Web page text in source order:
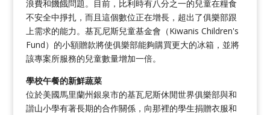
浪費和饑餓問題。目前，比利時有八分之一的兒童在糧食
不安全中掙扎，而且這個數位正在增長，超出了俱樂部跟
上需求的能力。基瓦尼斯兒童基金會（Kiwanis Children's
Fund）的小額贈款將使俱樂部能夠購買更大的冰箱，並將
該專案所服務的兒童數量增加一倍。
學校午餐的新鮮蔬菜
位於美國馬里蘭州銀泉市的基瓦尼斯休閒世界俱樂部與和
諧山小學有著長期的合作關係，向那裡的學生捐贈衣服和